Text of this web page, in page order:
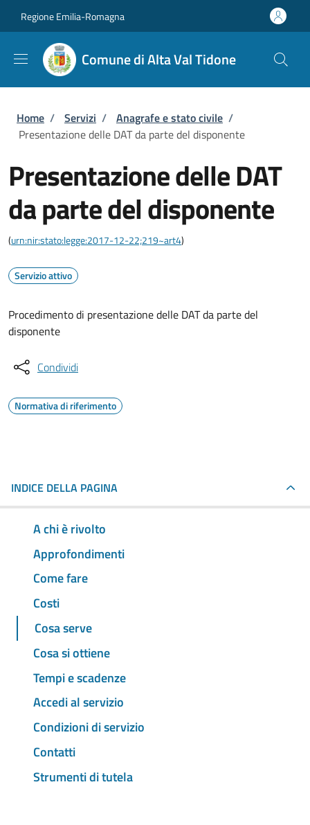
Regione Emilia-Romagna
Comune di Alta Val Tidone
Briciole di pane
Home / Servizi / Anagrafe e stato civile /
Presentazione delle DAT da parte del disponente
Presentazione delle DAT
da parte del disponente
(urn:nir:stato:legge:2017-12-22;219~art4)
Servizio attivo
Procedimento di presentazione delle DAT da parte del
disponente
Condividi
Normativa di riferimento
INDICE DELLA PAGINA
A chi è rivolto
Approfondimenti
Come fare
Costi
Cosa serve
Cosa si ottiene
Tempi e scadenze
Accedi al servizio
Condizioni di servizio
Contatti
Strumenti di tutela